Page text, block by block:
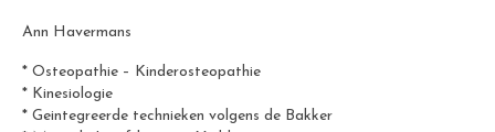
Ann Havermans
* Osteopathie – Kinderosteopathie
* Kinesiologie
* Geintegreerde technieken volgens de Bakker